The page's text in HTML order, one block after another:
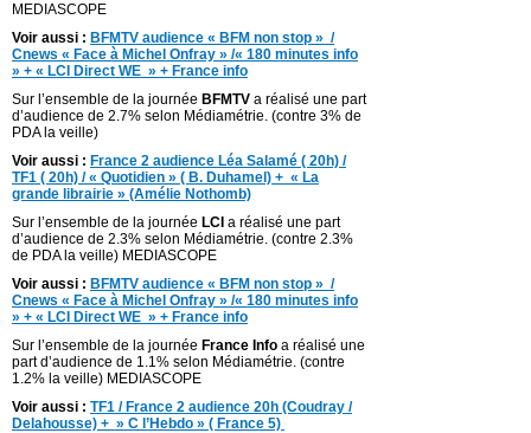
MEDIASCOPE
Voir aussi : BFMTV audience « BFM non stop » /
Cnews « Face à Michel Onfray » /« 180 minutes info
» + « LCI Direct WE » + France info
Sur l’ensemble de la journée BFMTV a réalisé une part
d’audience de 2.7% selon Médiamétrie. (contre 3% de
PDA la veille)
Voir aussi : France 2 audience Léa Salamé ( 20h) /
TF1 ( 20h) / « Quotidien » ( B. Duhamel) + « La
grande librairie » (Amélie Nothomb)
Sur l’ensemble de la journée LCI a réalisé une part
d’audience de 2.3% selon Médiamétrie. (contre 2.3%
de PDA la veille) MEDIASCOPE
Voir aussi : BFMTV audience « BFM non stop » /
Cnews « Face à Michel Onfray » /« 180 minutes info
» + « LCI Direct WE » + France info
Sur l’ensemble de la journée France Info a réalisé une
part d’audience de 1.1% selon Médiamétrie. (contre
1.2% la veille) MEDIASCOPE
Voir aussi : TF1 / France 2 audience 20h (Coudray /
Delahousse) + » C l’Hebdo » ( France 5)